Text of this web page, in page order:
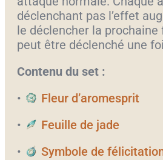
déclenchant pas l’effet
le déclencher la
peut être déclenché une
Contenu du set :
•
Fleur d’aromesprit
•
Feuille de jade
•
Symbole de